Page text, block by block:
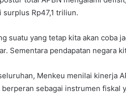
surplus Rp47,1 triliun.
suatu yang tetap kita akan coba
Sementara pendapatan negara
Menkeu menilai kinerja
berperan sebagai instrumen fiskal